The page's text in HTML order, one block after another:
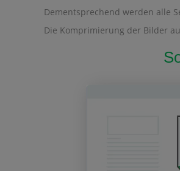
Dementsprechend werden alle
Die Komprimierung der Bilder